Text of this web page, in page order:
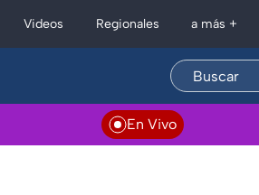
Videos Regionales a más +
En Vivo